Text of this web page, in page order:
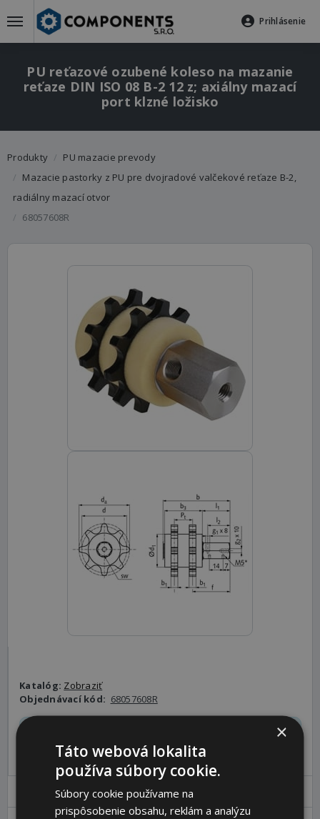
Prihlásenie
PU reťazové ozubené koleso na mazanie
reťaze DIN ISO 08 B-2 12 z; axiálny mazací
port klzné ložisko
Produkty
PU mazacie prevody
Mazacie pastorky z PU pre dvojradové valčekové reťaze B-2,
radiálny mazací otvor
68057608R
Katalóg: Zobraziť
Objednávací kód: 68057608R
Parametre Ceny
×
Táto webová lokalita
používa súbory cookie.
Súbory cookie používame na
prispôsobenie obsahu, reklám a analýzu